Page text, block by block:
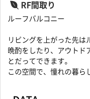
RF間取り
ルーフバルコニー
リビングを上がった先は
晩酌をしたり、アウトド
とだってできます。
この空間で、憧れの暮ら